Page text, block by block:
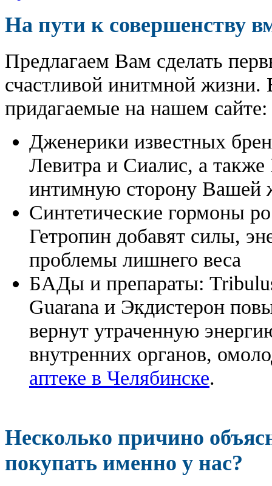
На пути к совершенству
Предлагаем Вам сделать
счастливой инитмной жизни.
придагаемые на нашем сайте:
Дженерики известных
Левитра и Сиалис, а
интимную сторону Вашей
Синтетические гормоны
Гетропин добавят силы,
проблемы лишнего веса
БАДы и препараты:
Guarana и Экдистерон
вернут утраченную
внутренних органов,
аптеке в Челябинске.
Несколько причино
покупать именно у нас?